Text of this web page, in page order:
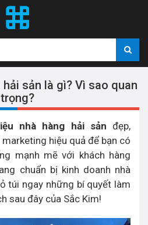
sản là gì? Vì sao quan
trọng?
nhà hàng hải sản đẹp,
hiệu quả để bạn có
mạnh mẽ với khách hàng
chuẩn bị kinh doanh nhà
túi ngay những bí quyết làm
sau đây của Sắc Kim!